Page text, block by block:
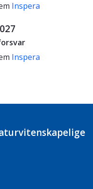
Inspera
Inspera